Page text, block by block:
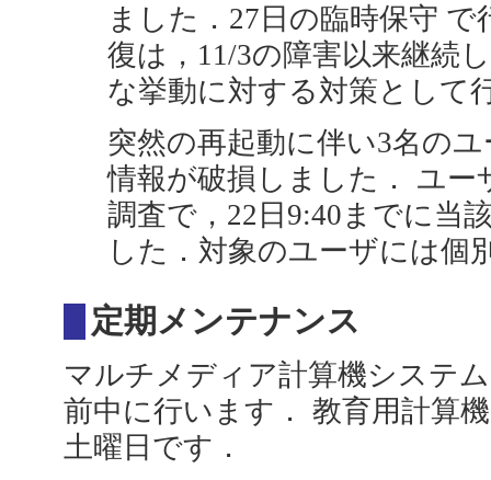
ました．27日の臨時保守
復は，11/3の障害以来継続
な挙動に対する対策として
突然の再起動に伴い3名の
情報が破損しました． ユ
調査で，22日9:40までに当
した．対象のユーザには個
定期メンテナンス
マルチメディア計算機システ
前中に行います． 教育用計算
土曜日です．